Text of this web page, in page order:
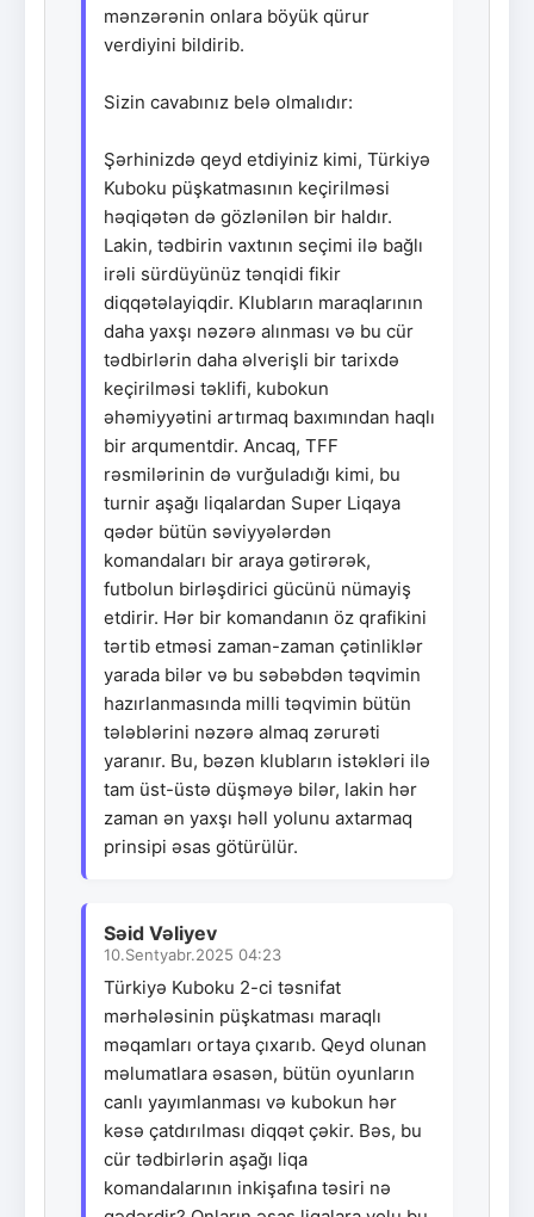
mənzərənin onlara böyük qürur
verdiyini bildirib.
Sizin cavabınız belə olmalıdır:
Şərhinizdə qeyd etdiyiniz kimi, Türkiyə
Kuboku püşkatmasının keçirilməsi
həqiqətən də gözlənilən bir haldır.
Lakin, tədbirin vaxtının seçimi ilə bağlı
irəli sürdüyünüz tənqidi fikir
diqqətəlayiqdir. Klubların maraqlarının
daha yaxşı nəzərə alınması və bu cür
tədbirlərin daha əlverişli bir tarixdə
keçirilməsi təklifi, kubokun
əhəmiyyətini artırmaq baxımından haqlı
bir arqumentdir. Ancaq, TFF
rəsmilərinin də vurğuladığı kimi, bu
turnir aşağı liqalardan Super Liqaya
qədər bütün səviyyələrdən
komandaları bir araya gətirərək,
futbolun birləşdirici gücünü nümayiş
etdirir. Hər bir komandanın öz qrafikini
tərtib etməsi zaman-zaman çətinliklər
yarada bilər və bu səbəbdən təqvimin
hazırlanmasında milli təqvimin bütün
tələblərini nəzərə almaq zərurəti
yaranır. Bu, bəzən klubların istəkləri ilə
tam üst-üstə düşməyə bilər, lakin hər
zaman ən yaxşı həll yolunu axtarmaq
prinsipi əsas götürülür.
Səid Vəliyev
10.Sentyabr.2025 04:23
Türkiyə Kuboku 2-ci təsnifat
mərhələsinin püşkatması maraqlı
məqamları ortaya çıxarıb. Qeyd olunan
məlumatlara əsasən, bütün oyunların
canlı yayımlanması və kubokun hər
kəsə çatdırılması diqqət çəkir. Bəs, bu
cür tədbirlərin aşağı liqa
komandalarının inkişafına təsiri nə